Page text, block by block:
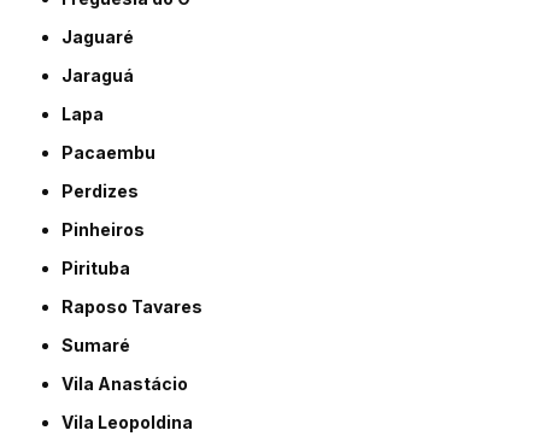
Jaguaré
Jaraguá
Lapa
Pacaembu
Perdizes
Pinheiros
Pirituba
Raposo Tavares
Sumaré
Vila Anastácio
Vila Leopoldina